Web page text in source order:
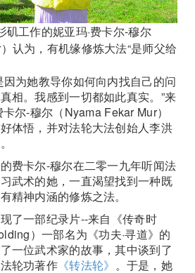
矶工作的妮亚玛·费卡尔-穆尔
认为，有机缘修炼大法“是师父给
因为她教导你如何向内找自己的问
相。我感到一切都如此真实。”来
尔-穆尔（Nyama Fekar Mur）
体悟，并对法轮大法创始人李洪
费卡尔-穆尔在二零一九年听闻法
武术的她，一直渴望找到一种既
精神内涵的修炼之法。
了一部纪录片--来自《传奇时
）一部名为《功夫·寻道》的
一位武术家的故事，其中谈到了
轮功著作 《转法轮》 。于是，她